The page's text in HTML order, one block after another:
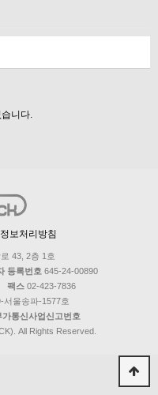
니다.
보처리방침
43, 2층 1호
등록번호 645-24-00890
팩스 02-423-7836
서울송파-1577호
가통신사업신고번호
All Rights Reserved.